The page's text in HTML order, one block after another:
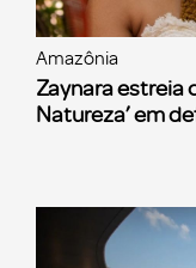
Amazônia
Zaynara estreia
Natureza’ em